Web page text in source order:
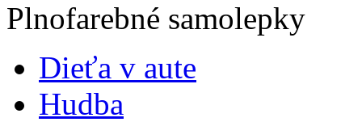
Plnofarebné samolepky
Dieťa v aute
Hudba